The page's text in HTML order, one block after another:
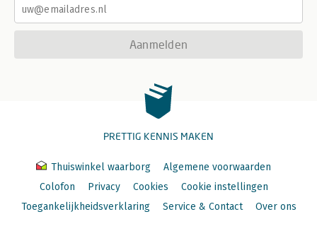
Aanmelden
PRETTIG KENNIS MAKEN
Thuiswinkel waarborg
Algemene voorwaarden
Colofon
Privacy Cookies
Cookie instellingen
Toegankelijkheidsverklaring
Service & Contact Over ons